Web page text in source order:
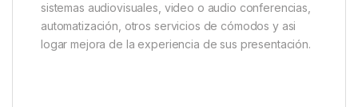
sistemas audiovisuales, video o audio conferencias,
automatización, otros servicios de cómodos y asi
logar mejora de la experiencia de sus presentación.